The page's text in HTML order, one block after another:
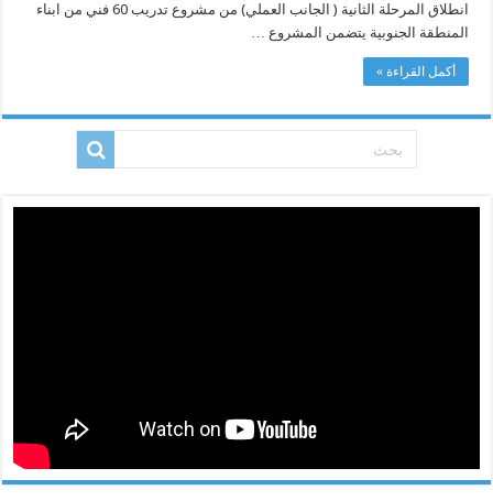
انطلاق المرحلة الثانية ( الجانب العملي) من مشروع تدريب 60 فني من ابناء
المنطقة الجنوبية يتضمن المشروع …
أكمل القراءة »